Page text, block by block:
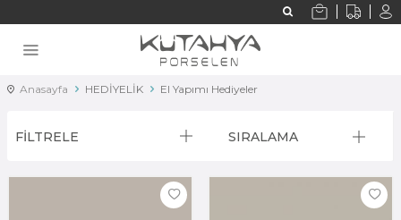
Anasayfa HEDİYELİK El Yapımı Hediyeler
FİLTRELE SIRALAMA